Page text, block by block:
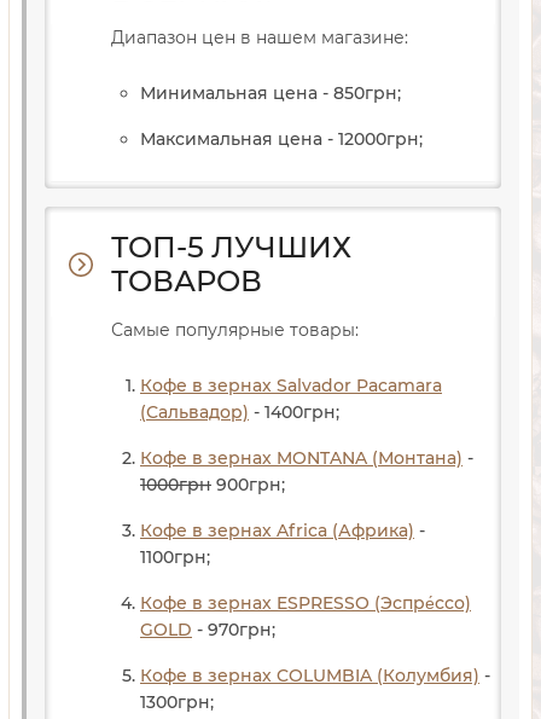
Диапазон цен в нашем магазине:
Минимальная цена - 850грн;
Максимальная цена - 12000грн;
ТОП-5 ЛУЧШИХ
ТОВАРОВ
Самые популярные товары:
Кофе в зернах Salvador Pacamara
(Сальвадор) - 1400грн;
Кофе в зернах MONTANA (Монтана) -
1000грн 900грн;
Кофе в зернах Africa (Африка) -
1100грн;
Кофе в зернах ESPRESSO (Эспре́ссо)
GOLD - 970грн;
Кофе в зернах COLUMBIA (Колумбия) -
1300грн;